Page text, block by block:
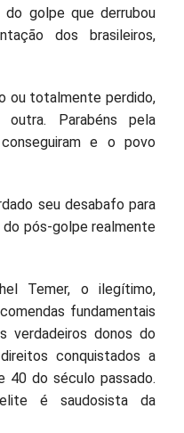
golpe que derrubou
dos brasileiros,
ou totalmente perdido,
Parabéns pela
e o povo
seu desabafo para
do pós-golpe realmente
Temer, o ilegítimo,
fundamentais
verdadeiros donos do
conquistados a
40 do século passado.
é saudosista da